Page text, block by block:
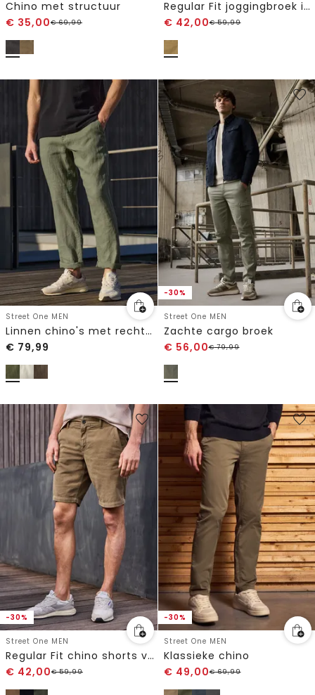
Chino met structuur
€ 35,00€69,99
Regular Fit joggingbroek in cargo-look
€ 42,00€59,99
Street One MEN
Linnen chino's met rechte benen
€ 79,99
-30%
Street One MEN
Zachte cargo broek
€ 56,00€79,99
-30%
Street One MEN
Regular Fit chino shorts van ribfluweel
€ 42,00€59,99
-30%
Street One MEN
Klassieke chino
€ 49,00€69,99